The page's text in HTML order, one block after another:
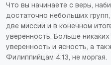
Что вы начинаете с веры,
достаточно небольших
две миссии и в конечном
уверенность. Больше
уверенность и ясность, а
Филиппийцам 4:13, не моргая.